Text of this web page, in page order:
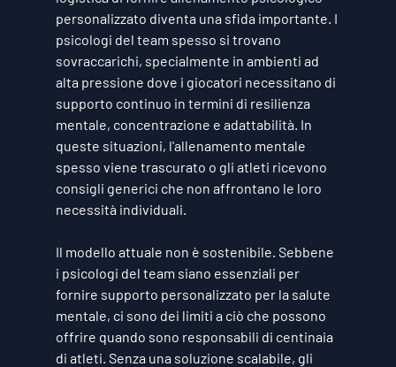
personalizzato diventa una sfida importante. I
psicologi del team spesso si trovano
sovraccarichi, specialmente in ambienti ad
alta pressione dove i giocatori necessitano di
supporto continuo in termini di resilienza
mentale, concentrazione e adattabilità. In
queste situazioni, l'allenamento mentale
spesso viene trascurato o gli atleti ricevono
consigli generici che non affrontano le loro
necessità individuali.
Il modello attuale non è sostenibile. Sebbene
i psicologi del team siano essenziali per
fornire supporto personalizzato per la salute
mentale, ci sono dei limiti a ciò che possono
offrire quando sono responsabili di centinaia
di atleti. Senza una soluzione scalabile, gli